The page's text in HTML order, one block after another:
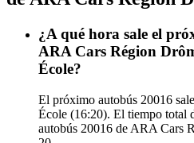
¿A qué hora sale el
ARA Cars Région
École?
El próximo autobús 20016
École (16:20). El tiempo total
autobús 20016 de ARA Cars